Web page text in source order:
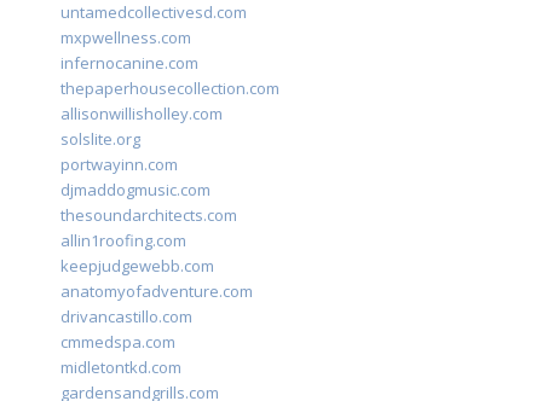
untamedcollectivesd.com
mxpwellness.com
infernocanine.com
thepaperhousecollection.com
allisonwillisholley.com
solslite.org
portwayinn.com
djmaddogmusic.com
thesoundarchitects.com
allin1roofing.com
keepjudgewebb.com
anatomyofadventure.com
drivancastillo.com
cmmedspa.com
midletontkd.com
gardensandgrills.com